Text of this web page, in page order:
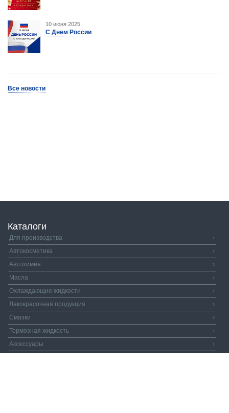
10 июня 2025
С Днем России
Все новости
Каталоги
Для производства
›
Автокосметика
›
Автохимия
›
Масла
›
Охлаждающие жидкости
›
Лакокрасочная продукция
›
Смазки
›
Тормозная жидкость
›
Аксессуары
›